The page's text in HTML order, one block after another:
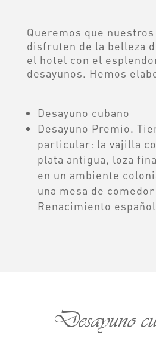
Queremos que
disfruten de la belleza
el hotel con el
desayunos. Hemos
Desayuno cubano
Desayuno Premio.
particular: la vajilla
plata antigua, loza
en un ambiente
una mesa de
Renacimiento
Desayuno